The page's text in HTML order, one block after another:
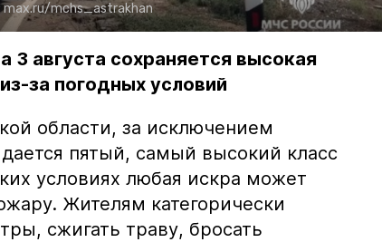
max.ru/mchs_astrakhan
3 августа сохраняется высокая
за погодных условий
области, за исключением
пятый, самый высокий класс
условиях любая искра может
Жителям категорически
сжигать траву, бросать